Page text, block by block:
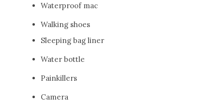
Waterproof mac
Walking shoes
Sleeping bag liner
Water bottle
Painkillers
Camera